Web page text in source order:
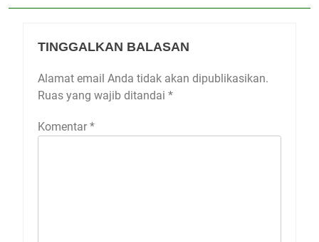
TINGGALKAN BALASAN
Alamat email Anda tidak akan dipublikasikan.
Ruas yang wajib ditandai *
Komentar *